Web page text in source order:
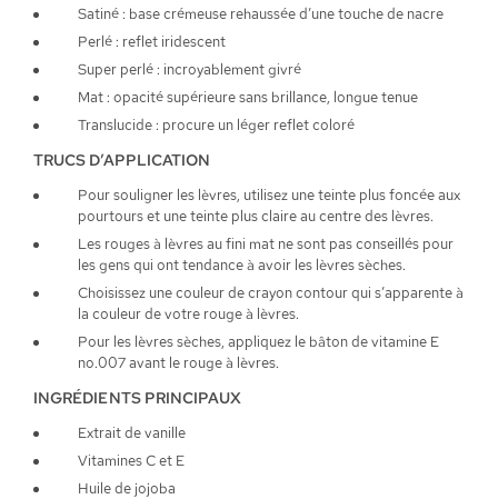
Satiné : base crémeuse rehaussée d’une touche de nacre
Perlé : reflet iridescent
Super perlé : incroyablement givré
Mat : opacité supérieure sans brillance, longue tenue
Translucide : procure un léger reflet coloré
TRUCS D’APPLICATION
Pour souligner les lèvres, utilisez une teinte plus foncée aux
pourtours et une teinte plus claire au centre des lèvres.
Les rouges à lèvres au fini mat ne sont pas conseillés pour
les gens qui ont tendance à avoir les lèvres sèches.
Choisissez une couleur de crayon contour qui s’apparente à
la couleur de votre rouge à lèvres.
Pour les lèvres sèches, appliquez le bâton de vitamine E
no.007 avant le rouge à lèvres.
INGRÉDIENTS PRINCIPAUX
Extrait de vanille
Vitamines C et E
Huile de jojoba